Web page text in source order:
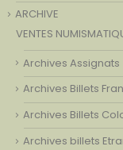
ARCHIVE
VENTES
Archives Assignats
Archives Billets
Archives Billets
Archives billets